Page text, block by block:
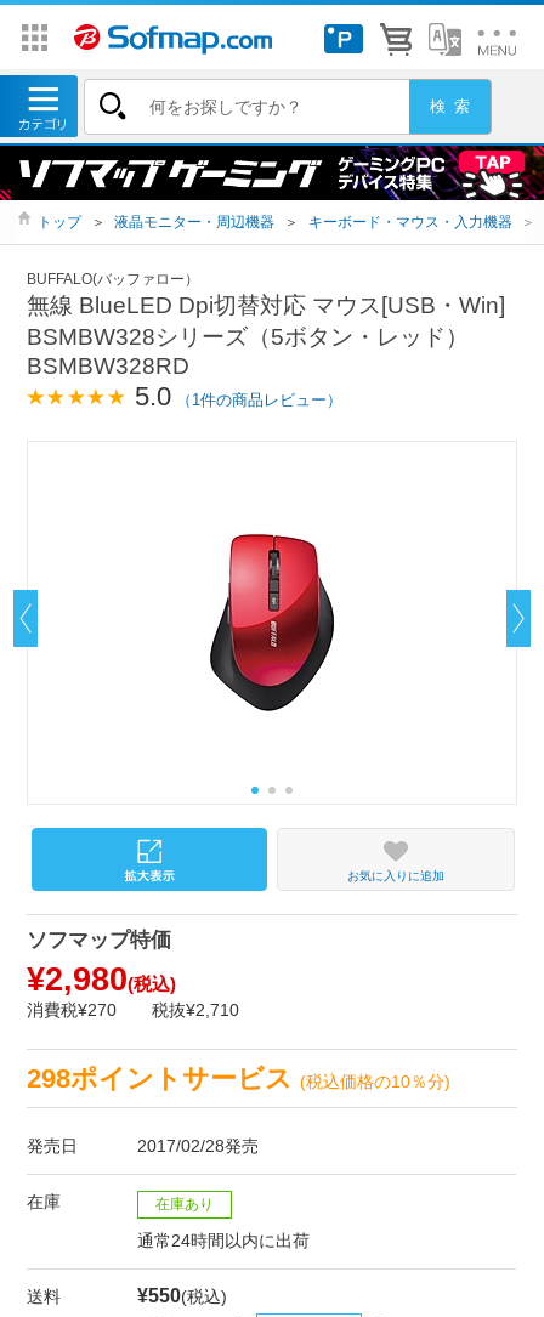
トップ ＞ 液晶モニター・周辺機器 ＞ キーボード・マウス・入力機器 ＞
BUFFALO(バッファロー）
無線 BlueLED Dpi切替対応 マウス[USB・Win]
BSMBW328シリーズ（5ボタン・レッド）
BSMBW328RD
5.0 （1件の商品レビュー）
お気に入りに追加
ソフマップ特価
¥2,980(税込)
消費税¥270 税抜¥2,710
298ポイントサービス(税込価格の10％分)
発売日 2017/02/28発売
在庫 在庫あり
通常24時間以内に出荷
送料 ¥550(税込)